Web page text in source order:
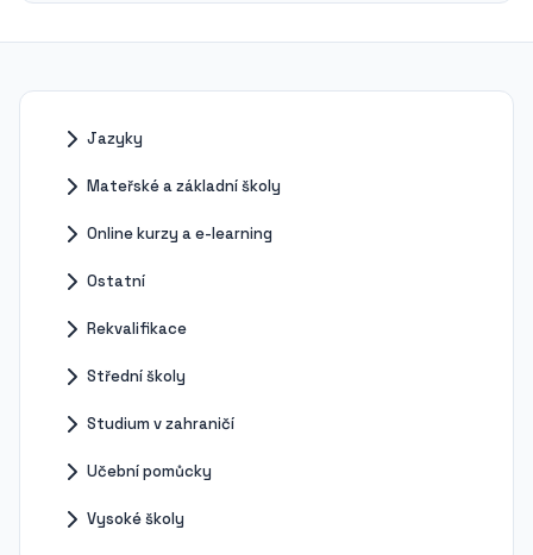
Jazyky
Mateřské a základní školy
Online kurzy a e-learning
Ostatní
Rekvalifikace
Střední školy
Studium v zahraničí
Učební pomůcky
Vysoké školy